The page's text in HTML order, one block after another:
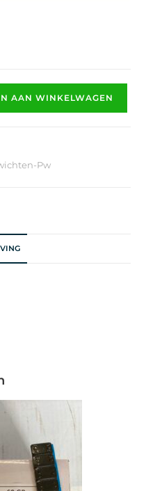
AAN WINKELWAGEN
Pw